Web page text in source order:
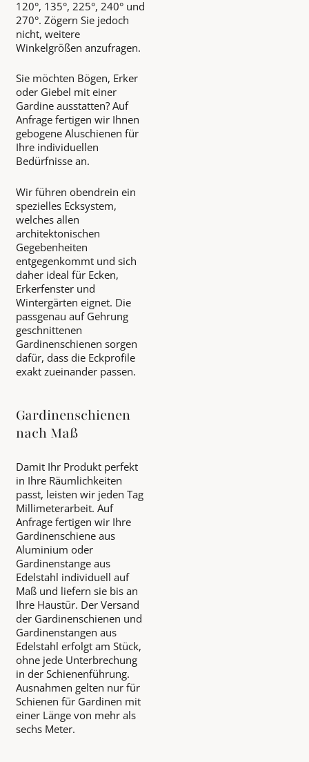
120°, 135°, 225°, 240° und
270°. Zögern Sie jedoch
nicht, weitere
Winkelgrößen anzufragen.
Sie möchten Bögen, Erker
oder Giebel mit einer
Gardine ausstatten? Auf
Anfrage fertigen wir Ihnen
gebogene Aluschienen für
Ihre individuellen
Bedürfnisse an.
Wir führen obendrein ein
spezielles Ecksystem,
welches allen
architektonischen
Gegebenheiten
entgegenkommt und sich
daher ideal für Ecken,
Erkerfenster und
Wintergärten eignet. Die
passgenau auf Gehrung
geschnittenen
Gardinenschienen sorgen
dafür, dass die Eckprofile
exakt zueinander passen.
Gardinenschienen
nach Maß
Damit Ihr Produkt perfekt
in Ihre Räumlichkeiten
passt, leisten wir jeden Tag
Millimeterarbeit. Auf
Anfrage fertigen wir Ihre
Gardinenschiene aus
Aluminium oder
Gardinenstange aus
Edelstahl individuell auf
Maß und liefern sie bis an
Ihre Haustür. Der Versand
der Gardinenschienen und
Gardinenstangen aus
Edelstahl erfolgt am Stück,
ohne jede Unterbrechung
in der Schienenführung.
Ausnahmen gelten nur für
Schienen für Gardinen mit
einer Länge von mehr als
sechs Meter.